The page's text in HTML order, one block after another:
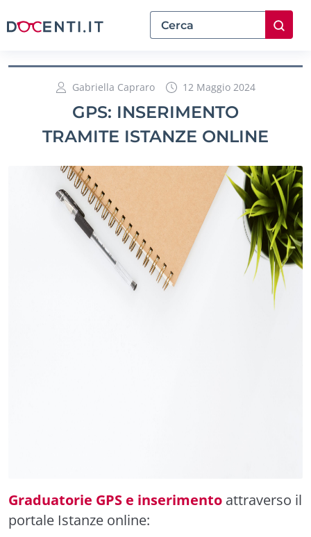
Gabriella Capraro 12 Maggio 2024
GPS: INSERIMENTO
TRAMITE ISTANZE ONLINE
Graduatorie GPS e inserimento attraverso il
portale Istanze online: